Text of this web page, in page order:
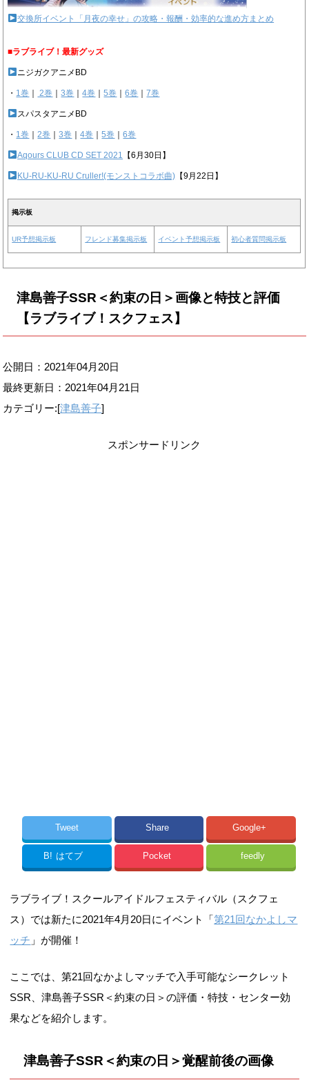
交換所イベント「月夜の幸せ」の攻略・報酬・効率的な進め方まとめ
■ラブライブ！最新グッズ
ニジガクアニメBD
・ 1巻 2巻 ｜3巻 ｜4巻 ｜5巻 ｜6巻 ｜7巻
スパスタアニメBD
・ 1巻 ｜2巻 ｜3巻 ｜4巻 ｜5巻 ｜6巻
Aqours CLUB CD SET 2021 【6月30日】
KU-RU-KU-RU Cruller!(モンストコラボ曲) 【9月22日】
掲示板
UR予想掲示板 フレンド募集掲示板 イベント予想掲示板 初心者質問掲示板
津島善子SSR＜約束の日＞画像と特技と評価
【ラブライブ！スクフェス】
公開日：2021年04月20日
最終更新日： 2021年04月21日
カテゴリー:[津島善子]
スポンサードリンク
Tweet Share Google+
B! はてブ Pocket feedly
ラブライブ！スクールアイドルフェスティバル（スクフェ
ス）では新たに2021年4月20日にイベント「第21回なかよしマ
ッチ 」が開催！
ここでは、第21回なかよしマッチで入手可能なシークレット
SSR、津島善子SSR＜約束の日＞の評価・特技・センター効
果などを紹介します。
津島善子SSR＜約束の日＞覚醒前後の画像